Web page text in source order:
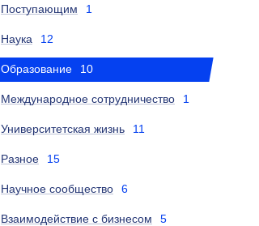
Поступающим 1
Наука 12
Образование 10
Международное сотрудничество 1
Университетская жизнь 11
Разное 15
Научное сообщество 6
Взаимодействие с бизнесом 5